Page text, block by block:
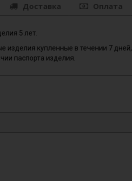
Доставка Оплата
5 лет.
изделия купленные в течении 7 дней,
паспорта изделия.